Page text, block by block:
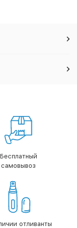
Бесплатный
самовывоз
отливанты